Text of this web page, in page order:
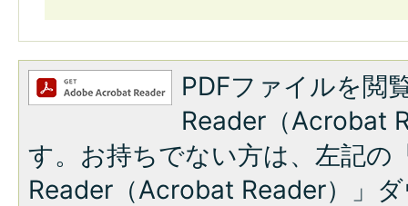
PDFファイルを閲
Reader（Acrobat
す。お持ちでない方は、左記の
Reader（Acrobat Reader）」